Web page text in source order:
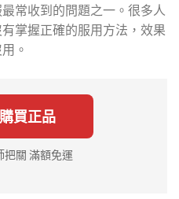
常收到的問題之一。很多人
掌握正確的服用方法，效果
。
買正品
把關 滿額免運